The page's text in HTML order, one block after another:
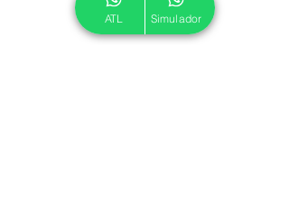
ATL Simulador